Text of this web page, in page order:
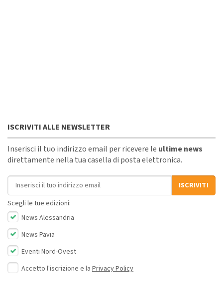
ISCRIVITI ALLE NEWSLETTER
Inserisci il tuo indirizzo email per ricevere le ultime news
direttamente nella tua casella di posta elettronica.
Indirizzo email
ISCRIVITI
Scegli le tue edizioni:
News Alessandria
News Pavia
Eventi Nord-Ovest
Accetto l'iscrizione e la Privacy Policy